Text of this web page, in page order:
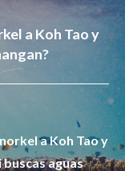
a Koh Tao y
a Koh Tao y
buscas aguas